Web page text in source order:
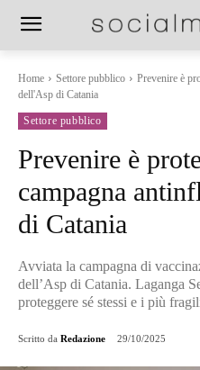
Home Settore pubblico
Prevenire è
dell'Asp di Catania
Settore pubblico
Prevenire è
campagna
di Catania
Avviata la campagna di
dell’Asp di Catania. Laganga
proteggere sé stessi e i più
Scritto da Redazione 29/10/2025